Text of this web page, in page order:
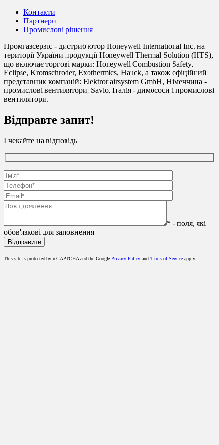
Контакти
Партнери
Промислові рішення
Промгазсервіс - дистриб'ютор Honeywell International Inc. на
території України продукції Honeywell Thermal Solution (HTS),
що включає торгові марки: Honeywell Combustion Safety,
Eclipse, Kromschroder, Exothermics, Hauck, а також офіційний
представник компаній: Elektror airsystem GmbH, Німеччина -
промислові вентилятори; Savio, Італія - димососи і промислові
вентилятори.
Відправте запит!
І чекайте на відповідь
* - поля, які
обов'язкові для заповнення
This site is protected by reCAPTCHA and the Google Privacy Policy and Terms of Service apply.